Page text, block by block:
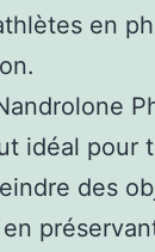
en
idéal pour
des